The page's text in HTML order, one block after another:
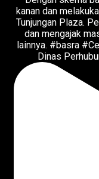
Dinas